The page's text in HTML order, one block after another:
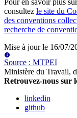
Pour en savoir plus
consultez le site du
des conventions
recherche de
Mise à jour le 16/07/
Source : MTPEI
Ministère du Travail,
Retrouvez-nous sur
linkedin
github